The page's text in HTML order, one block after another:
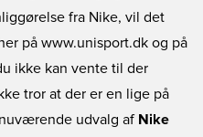
fra Nike, vil det
på www.unisport.dk og på
ikke kan vente til der
tror at der er en lige på
udvalg af Nike